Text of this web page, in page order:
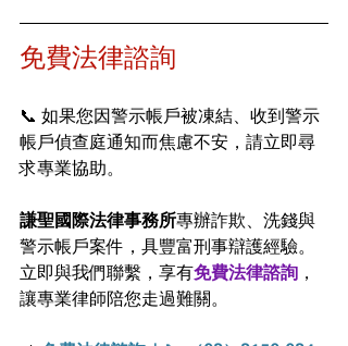
免費法律諮詢
📞 如果您因警示帳戶被凍結、收到警示
帳戶偵查庭通知而焦慮不安，請立即尋
求專業協助。
謙聖國際法律事務所專辦詐欺、洗錢與
警示帳戶案件，具豐富刑事辯護經驗。
立即與我們聯繫，享有免費法律諮詢 ，
讓專業律師陪您走過難關。